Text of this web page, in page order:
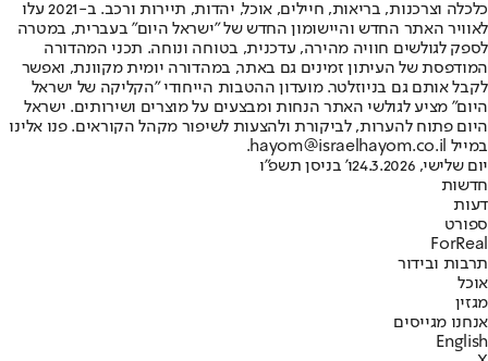
כלכלה וצרכנות, בריאות, חיילים, אוכל, יהדות, תיירות ורכב. ב-2021 עלו
לאוויר האתר החדש והיישומון החדש של "ישראל היום" בעברית, במטרה
לספק לגולשים חוויה מהירה, עדכנית, בטוחה ונוחה. תכני המהדורה
המודפסת של העיתון זמינים גם באתר, במהדורה יומית מקוונת, ואפשר
לקבל אותם גם בניוזלטר. מועדון ההטבות הייחודי "הקליקה של ישראל
היום" מציע לגולשי האתר הנחות ומבצעים על מוצרים ושירותים. ישראל
היום פתוח להערות, לביקורת ולהצעות לשיפור מקהל הקוראים. פנו אלינו
במייל hayom@israelhayom.co.il.
יום שלישי, 24.3.2026
ו' בניסן תשפ"ו
חדשות
דעות
ספורט
ForReal
תרבות ובידור
אוכל
מגזין
אנחנו מגייסים
English